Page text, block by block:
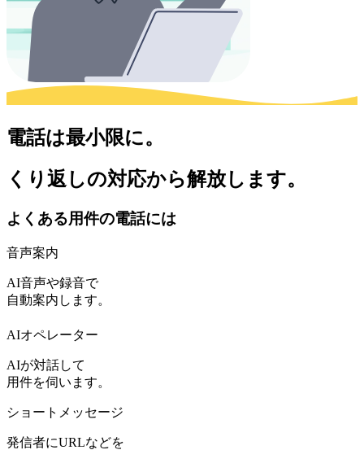
電話は最小限に。
くり返しの対応から解放します。
よくある用件の電話には
音声案内
AI音声や録音で
自動案内します。
AIオペレーター
AIが対話して
用件を伺います。
ショートメッセージ
発信者にURLなどを